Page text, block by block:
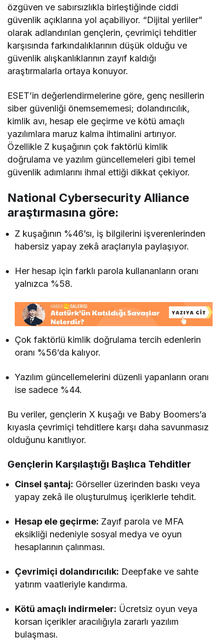
özgüven ve sabırsızlıkla birleştiğinde ciddi
güvenlik açıklarına yol açabiliyor. “Dijital yerliler”
olarak adlandırılan gençlerin, çevrimiçi tehditler
karşısında farkındalıklarının düşük olduğu ve
güvenlik alışkanlıklarının zayıf kaldığı
araştırmalarla ortaya konuyor.
ESET’in değerlendirmelerine göre, genç nesillerin
siber güvenliği önemsememesi; dolandırıcılık,
kimlik avı, hesap ele geçirme ve kötü amaçlı
yazılımlara maruz kalma ihtimalini artırıyor.
Özellikle Z kuşağının çok faktörlü kimlik
doğrulama ve yazılım güncellemeleri gibi temel
güvenlik adımlarını ihmal ettiği dikkat çekiyor.
National Cybersecurity Alliance
araştırmasına göre:
Z kuşağının %46’sı, iş bilgilerini işverenlerinden
habersiz yapay zekâ araçlarıyla paylaşıyor.
Her hesap için farklı parola kullananların oranı
yalnızca %58.
Çok faktörlü kimlik doğrulama tercih edenlerin
oranı %56’da kalıyor.
Yazılım güncellemelerini düzenli yapanların oranı
ise sadece %44.
Bu veriler, gençlerin X kuşağı ve Baby Boomers’a
kıyasla çevrimiçi tehditlere karşı daha savunmasız
olduğunu kanıtlıyor.
Gençlerin Karşılaştığı Başlıca Tehditler
Cinsel şantaj: Görseller üzerinden baskı veya
yapay zekâ ile oluşturulmuş içeriklerle tehdit.
Hesap ele geçirme: Zayıf parola ve MFA
eksikliği nedeniyle sosyal medya ve oyun
hesaplarının çalınması.
Çevrimiçi dolandırıcılık: Deepfake ve sahte
yatırım vaatleriyle kandırma.
Kötü amaçlı indirmeler: Ücretsiz oyun veya
korsan içerikler aracılığıyla zararlı yazılım
bulaşması.